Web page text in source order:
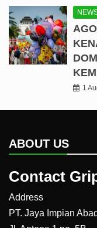
1
ABOUT US
Contact
Address
PT. Jaya Impian